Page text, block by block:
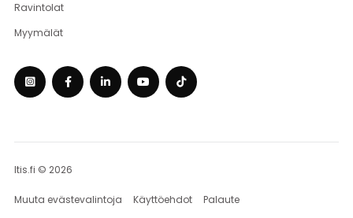
Ravintolat
Myymälät
Itis.fi © 2026
Muuta evästevalintoja Käyttöehdot Palaute